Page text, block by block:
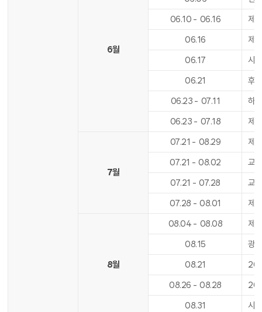
6월
06.10 - 06.16
제1
06.16
제1
06.17
사
06.21
후
06.23 - 07.11
하
06.23 - 07.18 제2
7월
07.21 - 08.29
제2
07.21 - 08.02
교
07.21 - 07.28
교
07.28 - 08.01 제2
8월
08.04 - 08.08
제2
08.15
광
08.21
08.26 - 08.28
08.31 사